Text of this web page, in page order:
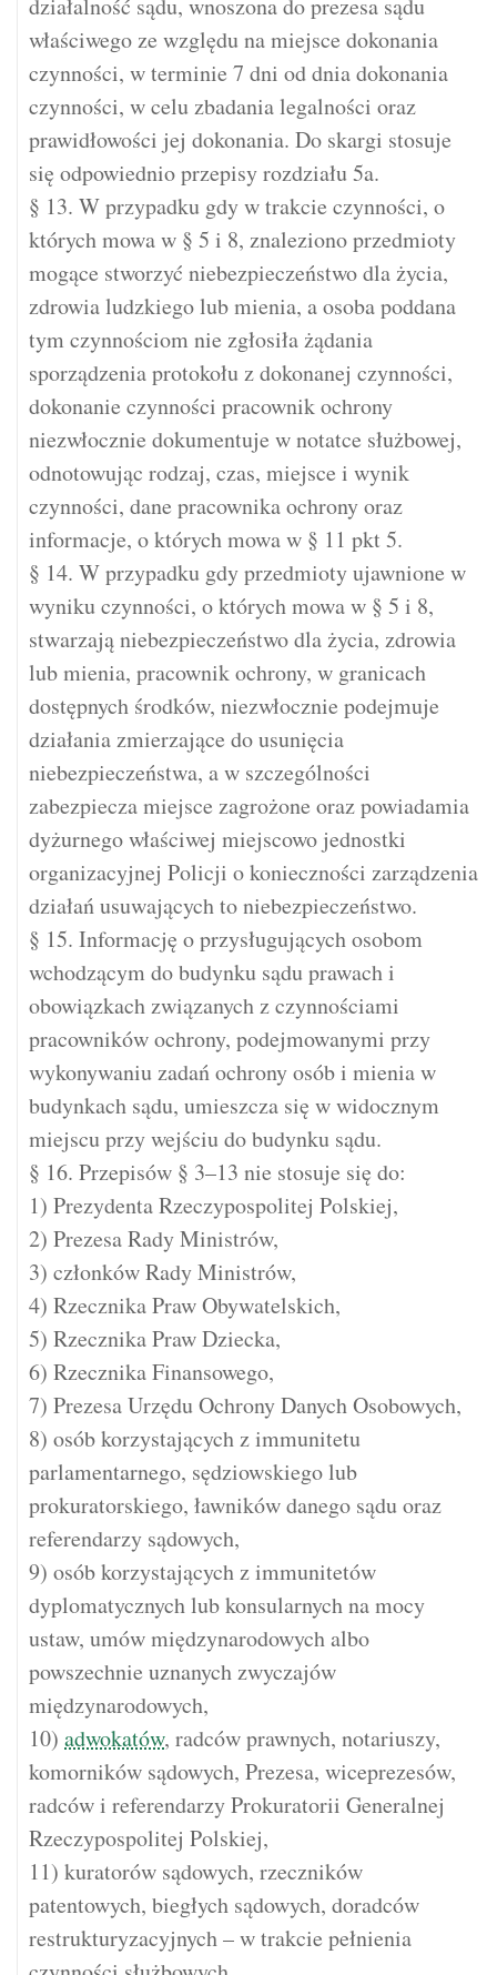
działalność sądu, wnoszona do prezesa sądu
właściwego ze względu na miejsce dokonania
czynności, w terminie 7 dni od dnia dokonania
czynności, w celu zbadania legalności oraz
prawidłowości jej dokonania. Do skargi stosuje
się odpowiednio przepisy rozdziału 5a.
§ 13. W przypadku gdy w trakcie czynności, o
których mowa w § 5 i 8, znaleziono przedmioty
mogące stworzyć niebezpieczeństwo dla życia,
zdrowia ludzkiego lub mienia, a osoba poddana
tym czynnościom nie zgłosiła żądania
sporządzenia protokołu z dokonanej czynności,
dokonanie czynności pracownik ochrony
niezwłocznie dokumentuje w notatce służbowej,
odnotowując rodzaj, czas, miejsce i wynik
czynności, dane pracownika ochrony oraz
informacje, o których mowa w § 11 pkt 5.
§ 14. W przypadku gdy przedmioty ujawnione w
wyniku czynności, o których mowa w § 5 i 8,
stwarzają niebezpieczeństwo dla życia, zdrowia
lub mienia, pracownik ochrony, w granicach
dostępnych środków, niezwłocznie podejmuje
działania zmierzające do usunięcia
niebezpieczeństwa, a w szczególności
zabezpiecza miejsce zagrożone oraz powiadamia
dyżurnego właściwej miejscowo jednostki
organizacyjnej Policji o konieczności zarządzenia
działań usuwających to niebezpieczeństwo.
§ 15. Informację o przysługujących osobom
wchodzącym do budynku sądu prawach i
obowiązkach związanych z czynnościami
pracowników ochrony, podejmowanymi przy
wykonywaniu zadań ochrony osób i mienia w
budynkach sądu, umieszcza się w widocznym
miejscu przy wejściu do budynku sądu.
§ 16. Przepisów § 3–13 nie stosuje się do:
1) Prezydenta Rzeczypospolitej Polskiej,
2) Prezesa Rady Ministrów,
3) członków Rady Ministrów,
4) Rzecznika Praw Obywatelskich,
5) Rzecznika Praw Dziecka,
6) Rzecznika Finansowego,
7) Prezesa Urzędu Ochrony Danych Osobowych,
8) osób korzystających z immunitetu
parlamentarnego, sędziowskiego lub
prokuratorskiego, ławników danego sądu oraz
referendarzy sądowych,
9) osób korzystających z immunitetów
dyplomatycznych lub konsularnych na mocy
ustaw, umów międzynarodowych albo
powszechnie uznanych zwyczajów
międzynarodowych,
10) adwokatów, radców prawnych, notariuszy,
komorników sądowych, Prezesa, wiceprezesów,
radców i referendarzy Prokuratorii Generalnej
Rzeczypospolitej Polskiej,
11) kuratorów sądowych, rzeczników
patentowych, biegłych sądowych, doradców
restrukturyzacyjnych – w trakcie pełnienia